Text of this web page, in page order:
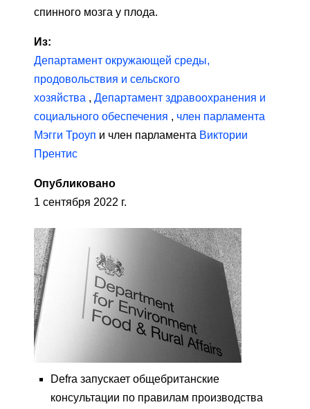
спинного мозга у плода.
Из:
Департамент окружающей среды,
продовольствия и сельского
хозяйства , Департамент здравоохранения и
социального обеспечения , член парламента
Мэгги Троуп и член парламента Виктории
Прентис
Опубликовано
1 сентября 2022 г.
Defra запускает общебританские
консультации по правилам производства